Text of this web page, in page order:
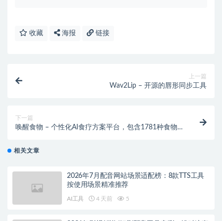
收藏 海报 链接
上一篇
Wav2Lip – 开源的唇形同步工具
下一篇
唤醒食物 – 个性化AI食疗方案平台，包含1781种食物
相关文章
2026年7月配音网站场景适配榜：8款TTS工具
按使用场景精准推荐
AI工具 4 天前 5